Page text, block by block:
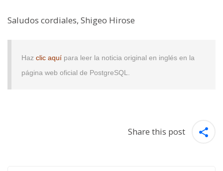
Saludos cordiales, Shigeo Hirose
Haz clic aquí para leer la noticia original en inglés en la
página web oficial de PostgreSQL.
Share this post